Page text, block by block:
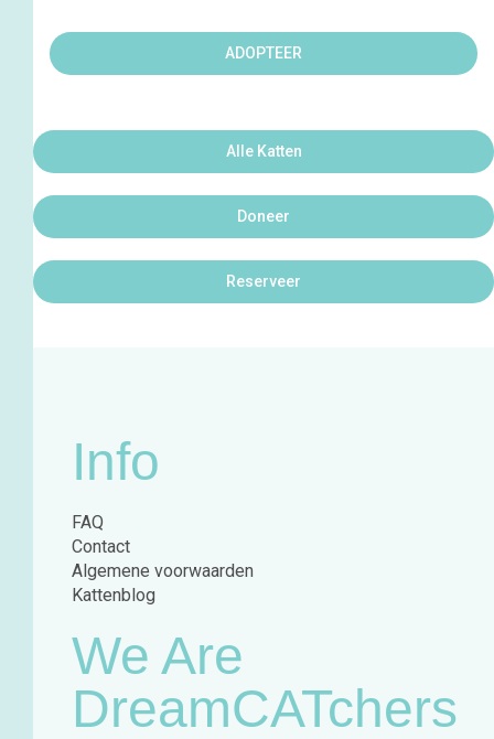
ADOPTEER
Alle Katten
Doneer
Reserveer
Info
FAQ
Contact
Algemene voorwaarden
Kattenblog
We Are
DreamCATchers